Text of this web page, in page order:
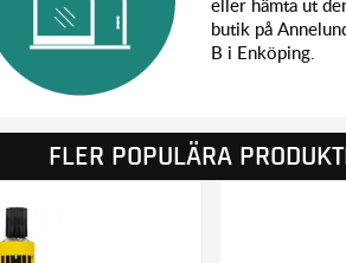
eller hämta ut
butik på
B i Enköping.
FLER POPULÄRA